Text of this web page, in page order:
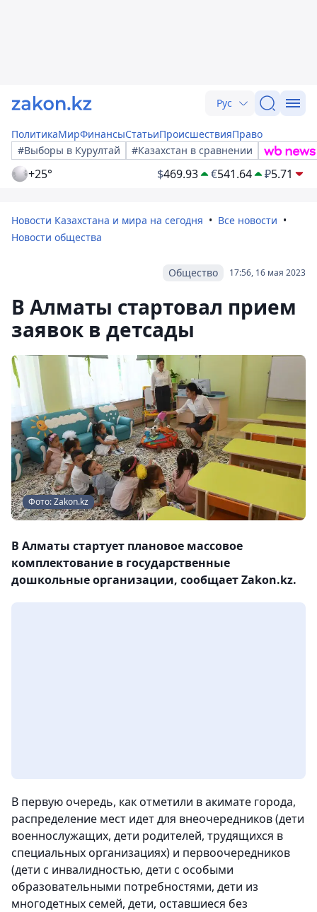
Рус
ПолитикаМирФинансыСтатьиПроисшествияПраво
#Выборы в Курултай
#Казахстан в сравнении
+25° $469.93 €541.64 ₽5.71
Новости Казахстана и мира на сегодня
Все новости
Новости общества
17:56, 16 мая 2023
Общество
В Алматы стартовал прием
заявок в детсады
Фото: Zakon.kz
В Алматы стартует плановое массовое
комплектование в государственные
дошкольные организации, сообщает Zakon.kz.
В первую очередь, как отметили в акимате города,
распределение мест идет для внеочередников (дети
военнослужащих, дети родителей, трудящихся в
специальных организациях) и первоочередников
(дети с инвалидностью, дети с особыми
образовательными потребностями, дети из
многодетных семей, дети, оставшиеся без